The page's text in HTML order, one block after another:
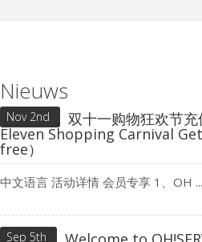
Nieuws
Nov 2nd 双十一购物狂欢节
Eleven Shopping Carnival
free）
中文语言 活动详情 会员专享 1、OH ...
Sep 5th